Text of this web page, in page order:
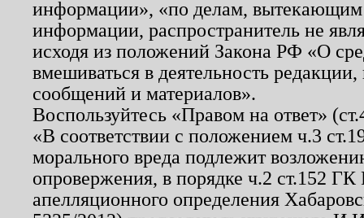
информации», «по делам, вытекающим
информации, распространитель не
исходя из положений Закона РФ «О
вмешиваться в деятельность
сообщений и материалов».
Воспользуйтесь «Правом на ответ»
«В соответствии с положением ч.3
морального вреда подлежит
опровержения, в порядке ч.2 ст.152
апелляционного определения